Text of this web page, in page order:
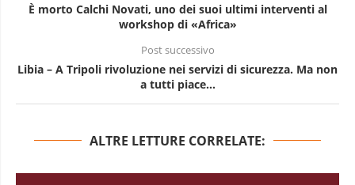
È morto Calchi Novati, uno dei suoi ultimi interventi al
workshop di «Africa»
Post successivo
Libia – A Tripoli rivoluzione nei servizi di sicurezza. Ma non
a tutti piace…
ALTRE LETTURE CORRELATE: